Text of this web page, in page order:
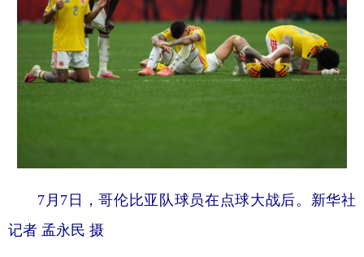
7月7日，哥伦比亚队球员在点球大战后。新华社
记者 孟永民 摄